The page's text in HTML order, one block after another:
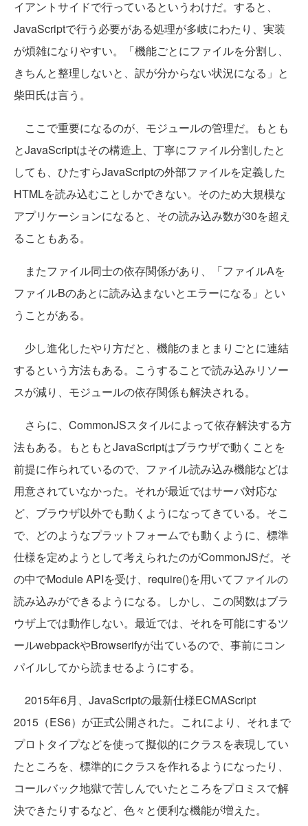
イアントサイドで行っているというわけだ。すると、
JavaScriptで行う必要がある処理が多岐にわたり、実装
が煩雑になりやすい。「機能ごとにファイルを分割し、
きちんと整理しないと、訳が分からない状況になる」と
柴田氏は言う。
ここで重要になるのが、モジュールの管理だ。もとも
とJavaScriptはその構造上、丁寧にファイル分割したと
しても、ひたすらJavaScriptの外部ファイルを定義した
HTMLを読み込むことしかできない。そのため大規模な
アプリケーションになると、その読み込み数が30を超え
ることもある。
またファイル同士の依存関係があり、「ファイルAを
ファイルBのあとに読み込まないとエラーになる」とい
うことがある。
少し進化したやり方だと、機能のまとまりごとに連結
するという方法もある。こうすることで読み込みリソー
スが減り、モジュールの依存関係も解決される。
さらに、CommonJSスタイルによって依存解決する方
法もある。もともとJavaScriptはブラウザで動くことを
前提に作られているので、ファイル読み込み機能などは
用意されていなかった。それが最近ではサーバ対応な
ど、ブラウザ以外でも動くようになってきている。そこ
で、どのようなプラットフォームでも動くように、標準
仕様を定めようとして考えられたのがCommonJSだ。そ
の中でModule APIを受け、require()を用いてファイルの
読み込みができるようになる。
しかし、この関数はブラ
ウザ上では動作しない。最近では、それを可能にするツ
ールwebpackやBrowserifyが出ているので、事前にコン
パイルしてから読ませるようにする。
2015年6月、JavaScriptの最新仕様ECMAScript
2015（ES6）が正式公開された。これにより、それまで
プロトタイプなどを使って擬似的にクラスを表現してい
たところを、標準的にクラスを作れるようになったり、
コールバック地獄で苦しんでいたところをプロミスで解
決できたりするなど、色々と便利な機能が増えた。